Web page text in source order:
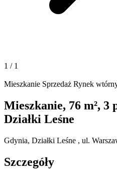
1 / 1
Mieszkanie Sprzedaż Rynek
Mieszkanie, 76 m²,
Działki Leśne
Gdynia, Działki Leśne , ul.
Szczegóły